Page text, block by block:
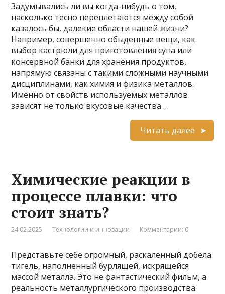
Задумывались ли вы когда-нибудь о том,
насколько тесно переплетаются между собой
казалось бы, далекие области нашей жизни?
Например, совершенно обыденные вещи, как
выбор кастрюли для приготовления супа или
консервной банки для хранения продуктов,
напрямую связаны с такими сложными научными
дисциплинами, как химия и физика металлов.
Именно от свойств используемых металлов
зависят не только вкусовые качества …
Читать далее
Химические реакции в
процессе плавки: что
стоит знать?
24.02.2025 Технологии и инновации Комментарии: 0
Представьте себе огромный, раскалённый добела
тигель, наполненный бурлящей, искрящейся
массой металла. Это не фантастический фильм, а
реальность металлургического производства.